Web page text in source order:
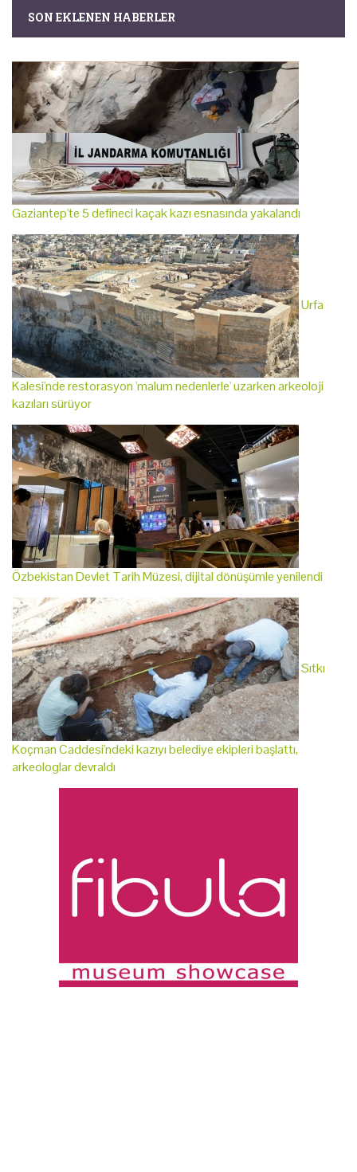
SON EKLENEN HABERLER
Gaziantep'te 5 defineci kaçak kazı esnasında yakalandı
Urfa
Kalesi'nde restorasyon 'malum nedenlerle' uzarken arkeoloji
kazıları sürüyor
Özbekistan Devlet Tarih Müzesi, dijital dönüşümle yenilendi
Sıtkı
Koçman Caddesi'ndeki kazıyı belediye ekipleri başlattı,
arkeologlar devraldı